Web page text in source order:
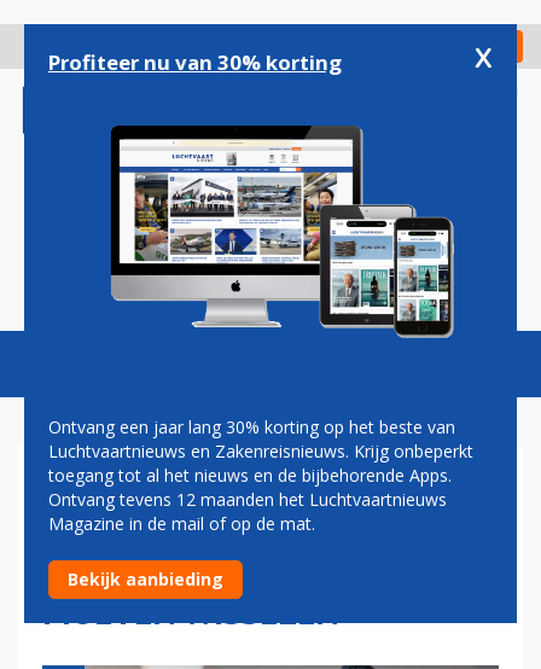
gaan
Check in
Magazine Podcasts Vacatures
CNV VREEST ONRUST ONDER
BEVEILIGERS OP SCHIPHOL
DIE VAN WERKGEVER
MOETEN WISSELEN
Profiteer nu van 30% korting x
Ontvang een jaar lang 30% korting op het beste van
Luchtvaartnieuws en Zakenreisnieuws. Krijg onbeperkt
toegang tot al het nieuws en de bijbehorende Apps.
Ontvang tevens 12 maanden het Luchtvaartnieuws
Magazine in de mail of op de mat.
Bekijk aanbieding